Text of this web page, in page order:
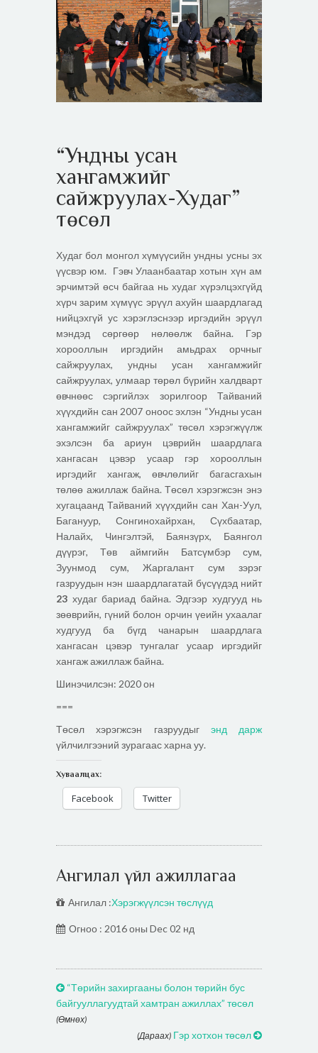
“Ундны усан
хангамжийг
сайжруулах-Худаг”
төсөл
Худаг бол монгол хүмүүсийн ундны усны эх
үүсвэр юм. Гэвч Улаанбаатар хотын хүн ам
эрчимтэй өсч байгаа нь худаг хүрэлцэхгүйд
хүрч зарим хүмүүс эрүүл ахуйн шаардлагад
нийцэхгүй ус хэрэглэснээр иргэдийн эрүүл
мэндэд сөргөөр нөлөөлж байна. Гэр
хорооллын иргэдийн амьдрах орчныг
сайжруулах, ундны усан хангамжийг
сайжруулах, улмаар төрөл бүрийн халдварт
өвчнөөс сэргийлэх зорилгоор Тайваний
хүүхдийн сан 2007 оноос эхлэн “Ундны усан
хангамжийг сайжруулах” төсөл хэрэгжүүлж
эхэлсэн ба ариун цэврийн шаардлага
хангасан цэвэр усаар гэр хорооллын
иргэдийг хангаж, өвчлөлийг багасгахын
төлөө ажиллаж байна. Төсөл хэрэгжсэн энэ
хугацаанд Тайваний хүүхдийн сан Хан-Уул,
Багануур, Сонгинохайрхан, Сүхбаатар,
Налайх, Чингэлтэй, Баянзүрх, Баянгол
дүүрэг, Төв аймгийн Батсүмбэр сум,
Зуунмод сум, Жаргалант сум зэрэг
газруудын нэн шаардлагатай бүсүүдэд нийт
23 худаг бариад байна. Эдгээр худгууд нь
зөөврийн, гүний болон орчин үеийн ухаалаг
худгууд ба бүгд чанарын шаардлага
хангасан цэвэр тунгалаг усаар иргэдийг
хангаж ажиллаж байна.
Шинэчилсэн: 2020 он
===
Төсөл хэрэгжсэн газруудыг энд дарж
үйлчилгээний зурагаас харна уу.
Хуваалцах:
Facebook Twitter
Ангилал үйл ажиллагаа
Ангилал :Хэрэгжүүлсэн төслүүд
Огноо : 2016 оны Dec 02 нд
“Төрийн захиргааны болон төрийн бус
байгууллагуудтай хамтран ажиллах” төсөл
(Өмнөх)
(Дараах) Гэр хотхон төсөл